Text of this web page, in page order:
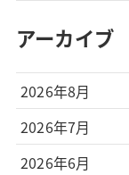
アーカイブ
2026年8月
2026年7月
2026年6月